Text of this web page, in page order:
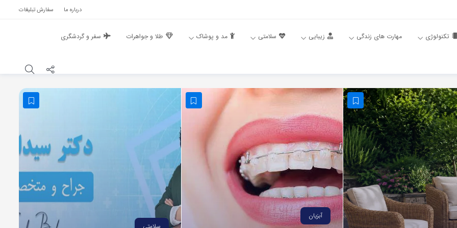
درباره ما سفارش تبلیغات
تکنولوژی مهارت های زندگی زیبایی سلامتی مد و پوشاک طلا و جواهرات سفر و گردشگری
آبزیان